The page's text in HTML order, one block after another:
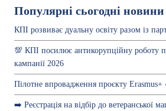
Популярні сьогодні новини
КПІ розвиває дуальну освіту разом із
💯 КПІ посилює антикорупційну роботу
кампанії 2026
Пілотне впровадження проєкту Erasmus+
➡️ Реєстрація на відбір до ветеранської